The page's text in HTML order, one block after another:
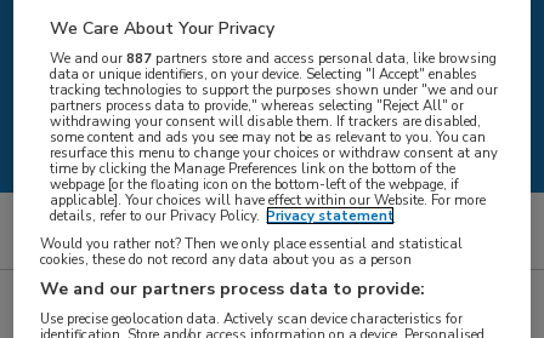
Zoeken
Sociaal domein
Zoekresultaat gevonden vacatures
We Care About Your Privacy
We and our887 partners store and access personal data, like browsing
data or unique identifiers, on your device. Selecting "I Accept" enables
tracking technologies to support the purposes shown under "we and our
partners process data to provide," whereas selecting "Reject All" or
withdrawing your consent will disable them. If trackers are disabled,
some content and ads you see may not be as relevant to you. You can
resurface this menu to change your choices or withdraw consent at any
time by clicking the Manage Preferences link on the bottom of the
webpage [or the floating icon on the bottom-left of the webpage, if
applicable]. Your choices will have effect within our Website. For more
details, refer to our Privacy Policy. Privacy statement
Would you rather not? Then we only place essential and statistical
cookies, these do not record any data about you as a person
We and our partners process data to provide:
Use precise geolocation data. Actively scan device characteristics for